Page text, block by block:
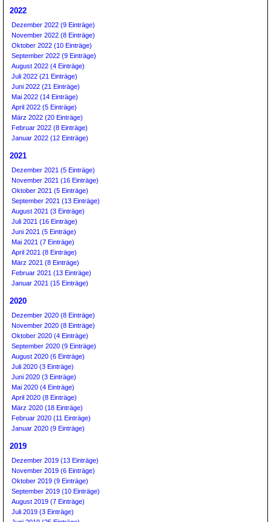
2022
Dezember 2022 (9 Einträge)
November 2022 (8 Einträge)
Oktober 2022 (10 Einträge)
September 2022 (9 Einträge)
August 2022 (4 Einträge)
Juli 2022 (21 Einträge)
Juni 2022 (21 Einträge)
Mai 2022 (14 Einträge)
April 2022 (5 Einträge)
März 2022 (20 Einträge)
Februar 2022 (8 Einträge)
Januar 2022 (12 Einträge)
2021
Dezember 2021 (5 Einträge)
November 2021 (16 Einträge)
Oktober 2021 (5 Einträge)
September 2021 (13 Einträge)
August 2021 (3 Einträge)
Juli 2021 (16 Einträge)
Juni 2021 (5 Einträge)
Mai 2021 (7 Einträge)
April 2021 (8 Einträge)
März 2021 (8 Einträge)
Februar 2021 (13 Einträge)
Januar 2021 (15 Einträge)
2020
Dezember 2020 (8 Einträge)
November 2020 (8 Einträge)
Oktober 2020 (4 Einträge)
September 2020 (9 Einträge)
August 2020 (6 Einträge)
Juli 2020 (3 Einträge)
Juni 2020 (3 Einträge)
Mai 2020 (4 Einträge)
April 2020 (8 Einträge)
März 2020 (18 Einträge)
Februar 2020 (11 Einträge)
Januar 2020 (9 Einträge)
2019
Dezember 2019 (13 Einträge)
November 2019 (6 Einträge)
Oktober 2019 (9 Einträge)
September 2019 (10 Einträge)
August 2019 (7 Einträge)
Juli 2019 (3 Einträge)